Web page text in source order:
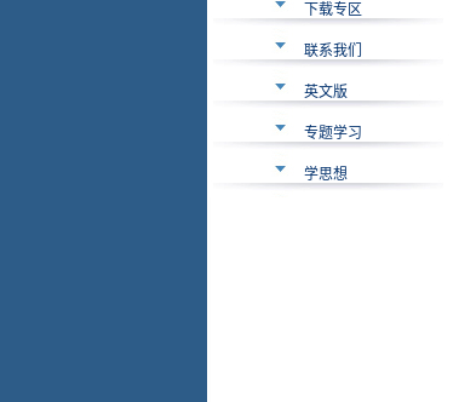
下载专区
联系我们
英文版
专题学习
学思想